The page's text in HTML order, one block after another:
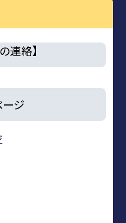
連絡】
ジ